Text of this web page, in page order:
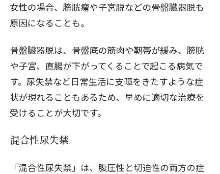
女性の場合、膀胱瘤や子宮脱などの骨盤臓器脱も
原因になることも。
骨盤臓器脱は、骨盤底の筋肉や靭帯が緩み、膀胱
や子宮、直腸が下がってくることで起こる病気で
す。尿失禁など日常生活に支障をきたすような症
状が現れることもあるため、早めに適切な治療を
受けることが大切です。
混合性尿失禁
「混合性尿失禁」は、腹圧性と切迫性の両方の症